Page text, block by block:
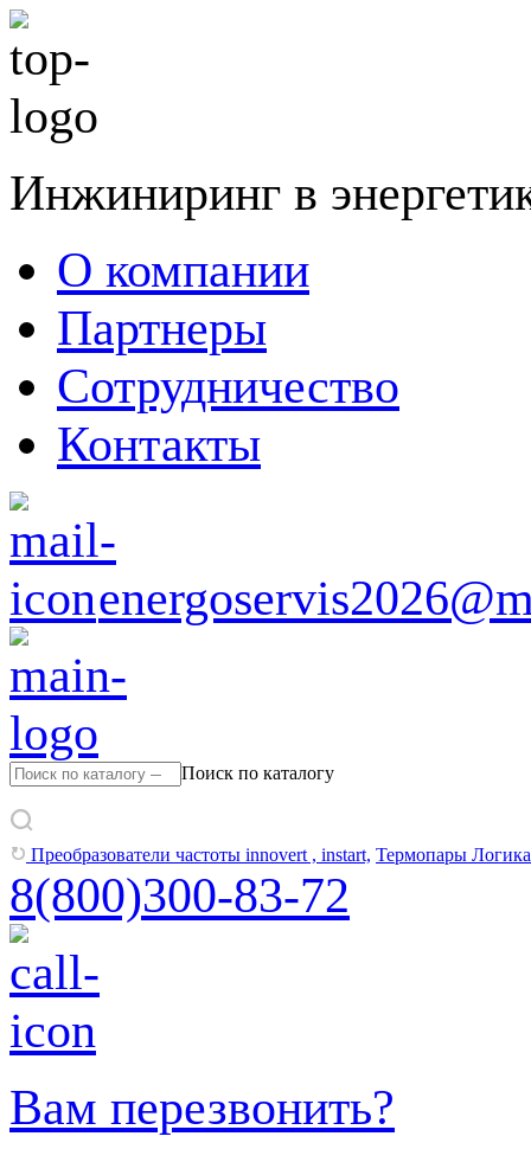
Инжиниринг в
О компании
Партнеры
Сотрудничество
Контакты
Поиск по каталогу
Преобразователи частоты innovert , instart, Термопары Логика
8(800)300-83-72
Вам перезвонить?